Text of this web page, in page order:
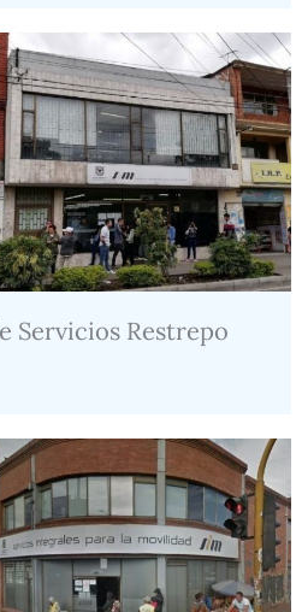
Servicios Restrepo